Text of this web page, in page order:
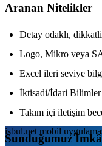
Aranan Nitelikler
Detay odaklı, dikkatli
Logo, Mikro veya
Excel ileri seviye
İktisadi/İdari Bilimler
Takım içi iletişim
Sunduğumuz
isbul.net mobil